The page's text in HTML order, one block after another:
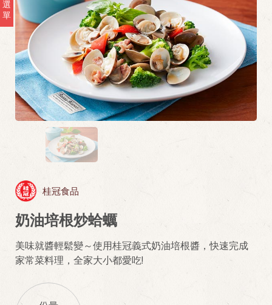
選
單
桂冠食品
奶油培根炒蛤蠣
美味就醬輕鬆變～使用桂冠義式奶油培根醬，快速完成
家常菜料理，全家大小都愛吃!